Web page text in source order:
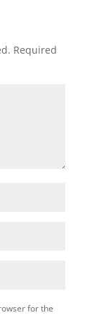
Required
for the